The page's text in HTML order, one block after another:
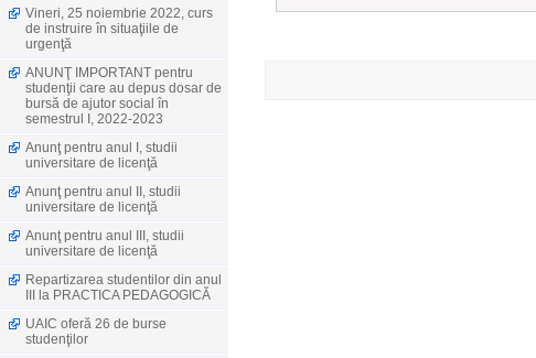
Vineri, 25 noiembrie 2022, curs
de instruire în situaţiile de
urgenţă
ANUNŢ IMPORTANT pentru
studenţii care au depus dosar de
bursă de ajutor social în
semestrul I, 2022-2023
Anunţ pentru anul I, studii
universitare de licenţă
Anunţ pentru anul II, studii
universitare de licenţă
Anunţ pentru anul III, studii
universitare de licenţă
Repartizarea studentilor din anul
III la PRACTICA PEDAGOGICĂ
UAIC oferă 26 de burse
studenţilor